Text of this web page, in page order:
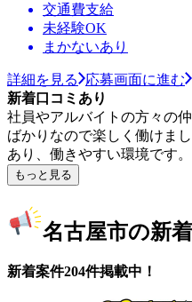
交通費支給
未経験OK
まかないあり
詳細を見る
応募画面に進む
新着口コミあり
社員やアルバイトの方々の
ばかりなので楽しく働けま
あり、働きやすい環境です。
もっと見る
名古屋市の新
新着案件204件掲載中！